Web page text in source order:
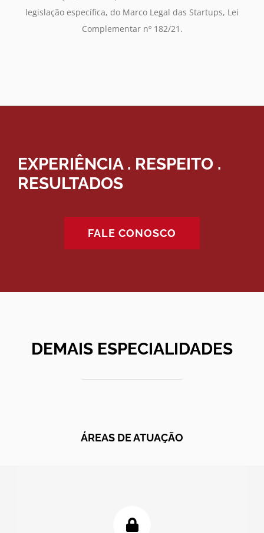
legislação específica, do Marco Legal das Startups, Lei
Complementar nº 182/21.
EXPERIÊNCIA . RESPEITO .
RESULTADOS
FALE CONOSCO
DEMAIS ESPECIALIDADES
ÁREAS DE ATUAÇÃO
SEGURANÇA DA INFORMAÇÃO, que consiste na